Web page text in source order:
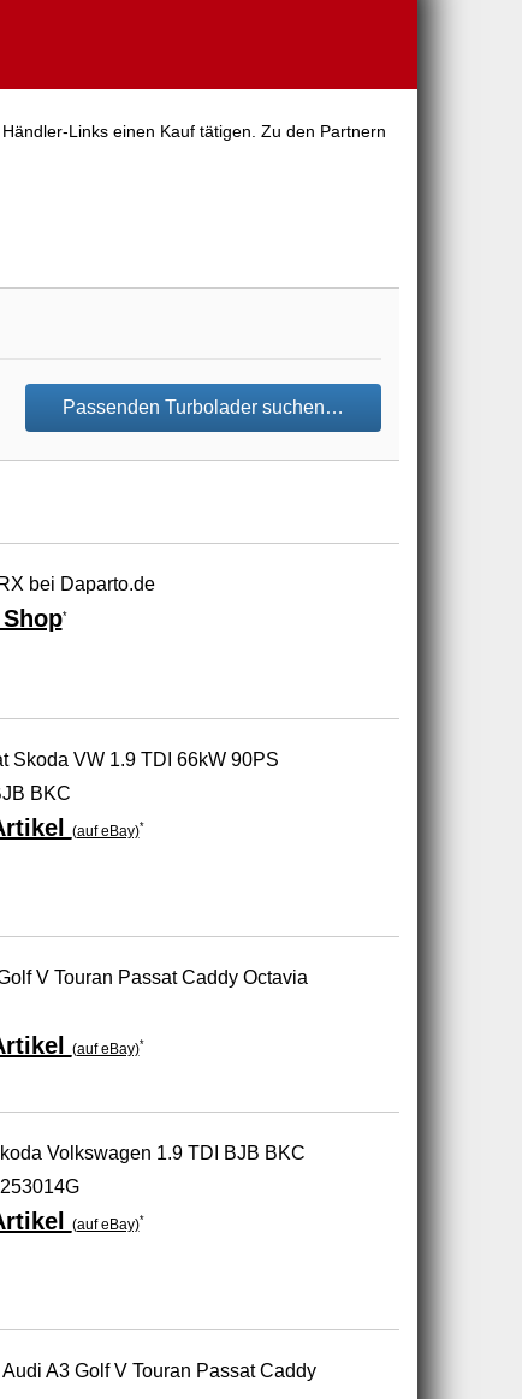
Links einen Kauf tätigen. Zu den Partnern
Passenden Turbolader suchen…
bei Daparto.de
*
Skoda VW 1.9 TDI 66kW 90PS
BKC
(auf eBay)*
V Touran Passat Caddy Octavia
(auf eBay)*
Volkswagen 1.9 TDI BJB BKC
(auf eBay)*
A3 Golf V Touran Passat Caddy